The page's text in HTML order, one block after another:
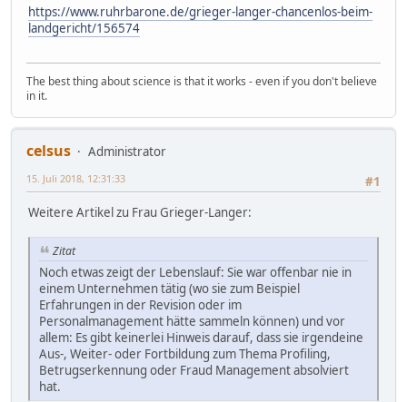
https://www.ruhrbarone.de/grieger-langer-chancenlos-beim-
landgericht/156574
The best thing about science is that it works - even if you don't believe
in it.
celsus
Administrator
#1
15. Juli 2018, 12:31:33
Weitere Artikel zu Frau Grieger-Langer:
Zitat
Noch etwas zeigt der Lebenslauf: Sie war offenbar nie in
einem Unternehmen tätig (wo sie zum Beispiel
Erfahrungen in der Revision oder im
Personalmanagement hätte sammeln können) und vor
allem: Es gibt keinerlei Hinweis darauf, dass sie irgendeine
Aus-, Weiter- oder Fortbildung zum Thema Profiling,
Betrugserkennung oder Fraud Management absolviert
hat.